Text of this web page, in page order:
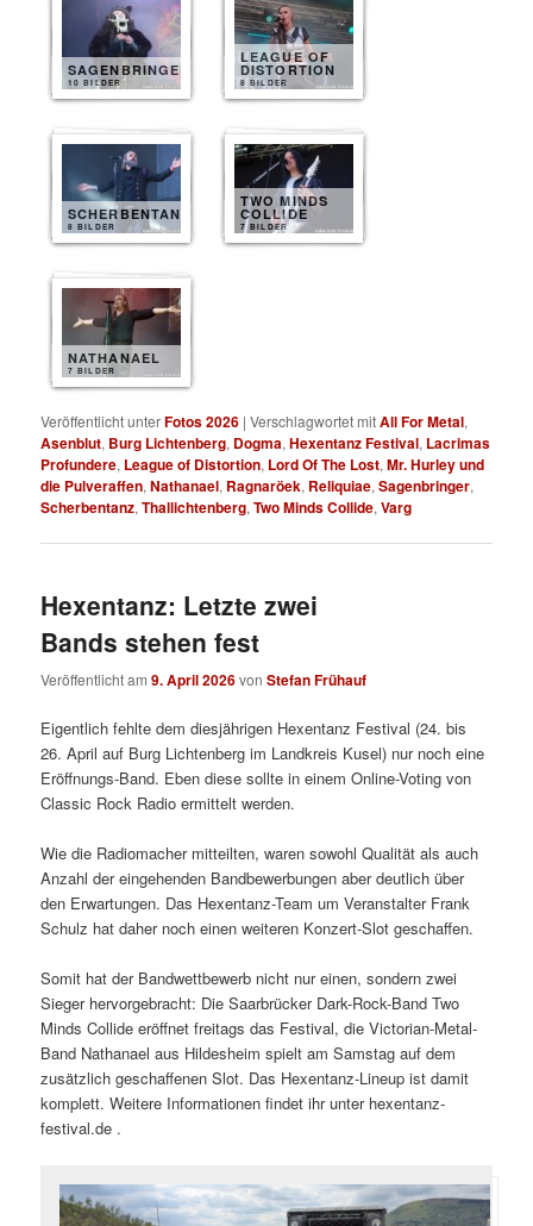
SAGENBRINGER
10 BILDER
LEAGUE OF
DISTORTION
8 BILDER
SCHERBENTANZ
8 BILDER
TWO MINDS
COLLIDE
7 BILDER
NATHANAEL
7 BILDER
Veröffentlicht unterFotos 2026 |Verschlagwortet mitAll For Metal,
Asenblut, Burg Lichtenberg, Dogma,Hexentanz Festival, Lacrimas
Profundere, League of Distortion, Lord Of The Lost,Mr. Hurley und
die Pulveraffen,Nathanael, Ragnaröek, Reliquiae,Sagenbringer,
Scherbentanz,Thallichtenberg,Two Minds Collide,Varg
Hexentanz: Letzte zwei
Bands stehen fest
Veröffentlicht am9. April 2026vonStefan Frühauf
Eigentlich fehlte dem diesjährigen Hexentanz Festival (24. bis
26. April auf Burg Lichtenberg im Landkreis Kusel) nur noch eine
Eröffnungs-Band. Eben diese sollte in einem Online-Voting von
Classic Rock Radio ermittelt werden.
Wie die Radiomacher mitteilten, waren sowohl Qualität als auch
Anzahl der eingehenden Bandbewerbungen aber deutlich über
den Erwartungen. Das Hexentanz-Team um Veranstalter Frank
Schulz hat daher noch einen weiteren Konzert-Slot geschaffen.
Somit hat der Bandwettbewerb nicht nur einen, sondern zwei
Sieger hervorgebracht: Die Saarbrücker Dark-Rock-Band Two
Minds Collide eröffnet freitags das Festival, die Victorian-Metal-
Band Nathanael aus Hildesheim spielt am Samstag auf dem
zusätzlich geschaffenen Slot. Das Hexentanz-Lineup ist damit
komplett. Weitere Informationen findet ihr unter hexentanz-
festival.de .